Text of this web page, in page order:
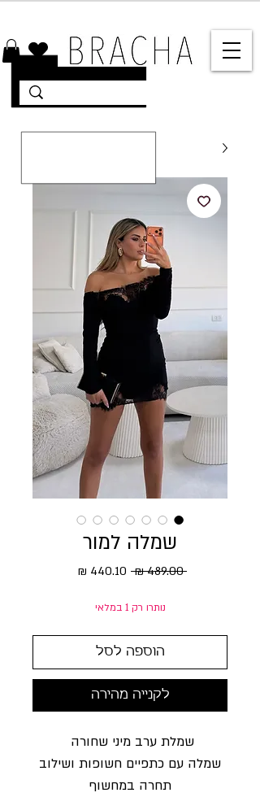
שמלה למור
‏489.00 ‏₪ מחיר רגיל
נותרו רק 1 במלאי
הוספה לסל
לקנייה מהירה
שמלת ערב מיני שחורה
שמלה עם כתפיים חשופות ושילוב
תחרה במחשוף